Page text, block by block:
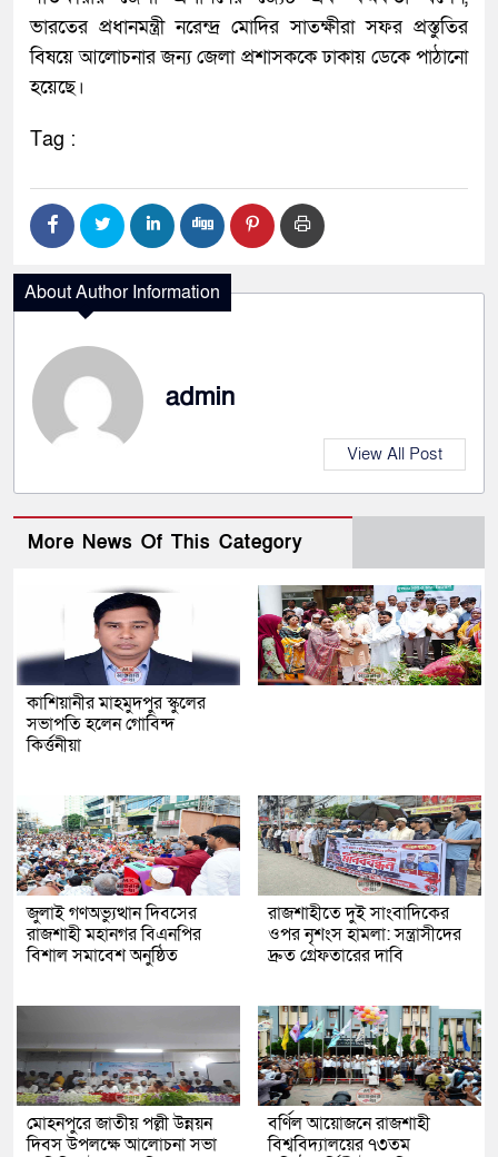
ভারতের প্রধানমন্ত্রী নরেন্দ্র মোদির সাতক্ষীরা সফর প্রস্তুতির
বিষয়ে আলোচনার জন্য জেলা প্রশাসককে ঢাকায় ডেকে পাঠানো
হয়েছে।
Tag :
About Author Information
admin
View All Post
More News Of This Category
কাশিয়ানীর মাহমুদপুর স্কুলের
সভাপতি হলেন গোবিন্দ
কির্ত্তনীয়া
জুলাই গণঅভ্যুত্থান দিবসের
রাজশাহী মহানগর বিএনপির
বিশাল সমাবেশ অনুষ্ঠিত
রাজশাহীতে দুই সাংবাদিকের
ওপর নৃশংস হামলা: সন্ত্রাসীদের
দ্রুত গ্রেফতারের দাবি
মোহনপুরে জাতীয় পল্লী উন্নয়ন
দিবস উপলক্ষে আলোচনা সভা
বর্ণিল আয়োজনে রাজশাহী
বিশ্ববিদ্যালয়ের ৭৩তম